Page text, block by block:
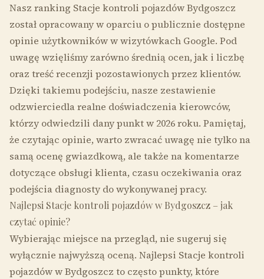
Nasz ranking Stacje kontroli pojazdów Bydgoszcz
został opracowany w oparciu o publicznie dostępne
opinie użytkowników w wizytówkach Google. Pod
uwagę wzięliśmy zarówno średnią ocen, jak i liczbę
oraz treść recenzji pozostawionych przez klientów.
Dzięki takiemu podejściu, nasze zestawienie
odzwierciedla realne doświadczenia kierowców,
którzy odwiedzili dany punkt w 2026 roku. Pamiętaj,
że czytając opinie, warto zwracać uwagę nie tylko na
samą ocenę gwiazdkową, ale także na komentarze
dotyczące obsługi klienta, czasu oczekiwania oraz
podejścia diagnosty do wykonywanej pracy.
Najlepsi Stacje kontroli pojazdów w Bydgoszcz – jak
czytać opinie?
Wybierając miejsce na przegląd, nie sugeruj się
wyłącznie najwyższą oceną. Najlepsi Stacje kontroli
pojazdów w Bydgoszcz to często punkty, które